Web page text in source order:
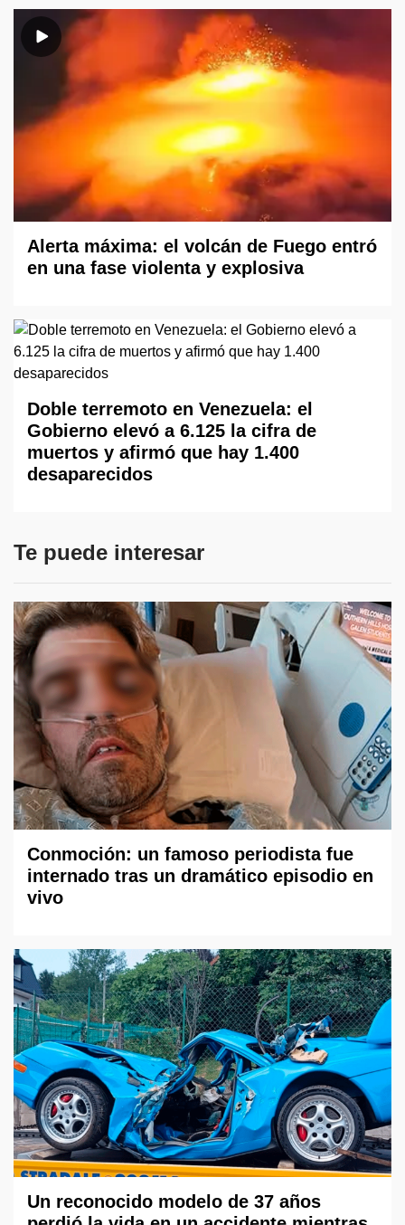
Alerta máxima: el volcán de Fuego entró
en una fase violenta y explosiva
Doble terremoto en Venezuela: el
Gobierno elevó a 6.125 la cifra de
muertos y afirmó que hay 1.400
desaparecidos
Te puede interesar
Conmoción: un famoso periodista fue
internado tras un dramático episodio en
vivo
Un reconocido modelo de 37 años